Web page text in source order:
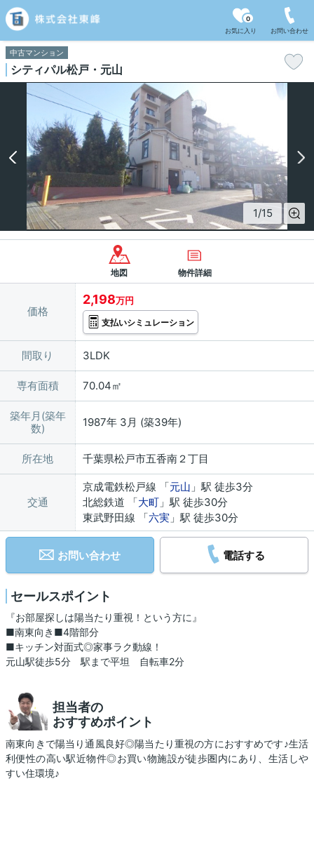
お気に入り
0
お問い合わせ
中古マンション
シティパル松戸・元山
1/15
地図 物件詳細
価格
2,198万円
支払いシミュレーション
間取り 3LDK
専有面積 70.04㎡
築年月(築年
数)
1987年 3月 (築39年)
所在地 千葉県松戸市五香南２丁目
交通
京成電鉄松戸線 「元山 」駅 徒歩3分
北総鉄道 「大町 」駅 徒歩30分
東武野田線 「六実 」駅 徒歩30分
お問い合わせ 電話する
セールスポイント
『お部屋探しは陽当たり重視！という方に』
■南東向き■4階部分
■キッチン対面式◎家事ラク動線！
元山駅徒歩5分 駅まで平坦 自転車2分
担当者の
おすすめポイント
南東向きで陽当り通風良好◎陽当たり重視の方におすすめです♪生活
利便性の高い駅近物件◎お買い物施設が徒歩圏内にあり、生活しや
すい住環境♪